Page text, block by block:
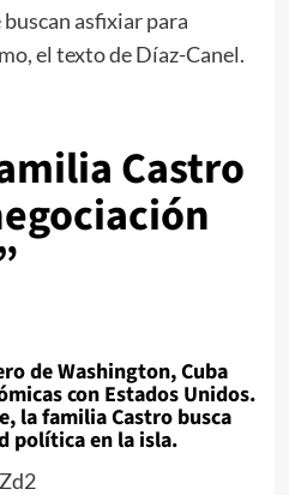
asfixiar para
el texto de Díaz-Canel.
Castro
de Washington, Cuba
con Estados Unidos.
la familia Castro busca
política en la isla.